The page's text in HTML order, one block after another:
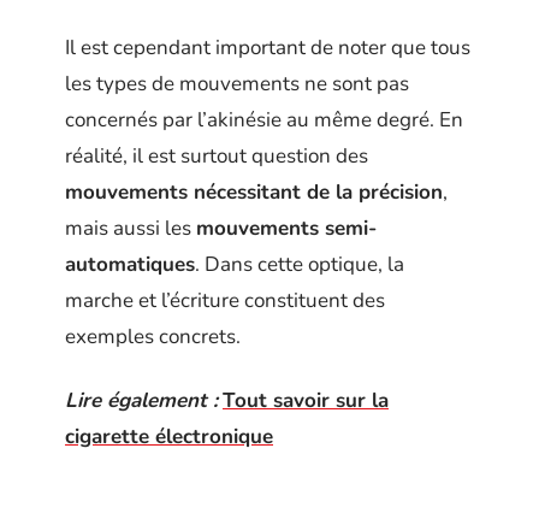
Il est cependant important de noter que tous
les types de mouvements ne sont pas
concernés par l’akinésie au même degré. En
réalité, il est surtout question des
mouvements nécessitant de la précision,
mais aussi les mouvements semi-
automatiques. Dans cette optique, la
marche et l’écriture constituent des
exemples concrets.
Lire également :Tout savoir sur la
cigarette électronique